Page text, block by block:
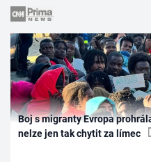
Boj s migranty Evropa
nelze jen tak chytit za límec